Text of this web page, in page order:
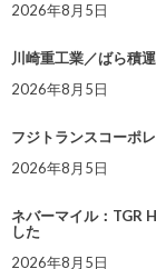
2026年8月5日
川崎重工業／ばら積
2026年8月5日
フジトランスコーポ
2026年8月5日
ネバーマイル：TGR
した
2026年8月5日